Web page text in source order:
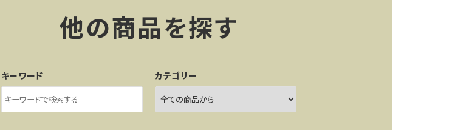
他の商品を探す
キーワード カテゴリー